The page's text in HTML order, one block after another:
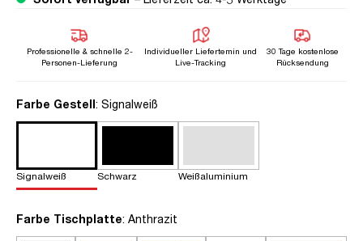
Professionelle & schnelle 2-
Personen-Lieferung
Individueller Liefertemin und
Live-Tracking
30 Tage kostenlose
Rücksendung
Farbe Gestellauswählen
: Signalweiß
Signalweiß Schwarz Weißaluminium
Farbe Tischplatteauswählen
: Anthrazit